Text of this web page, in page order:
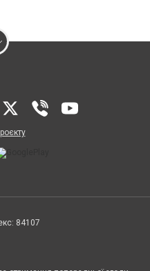
84107